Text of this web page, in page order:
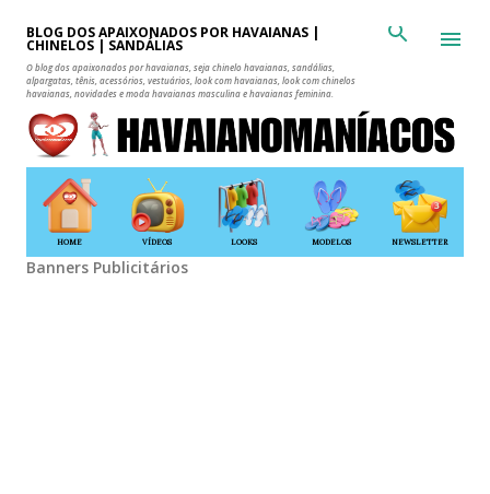
Pular para o conteúdo principal
BLOG DOS APAIXONADOS POR HAVAIANAS |
CHINELOS | SANDÁLIAS
O blog dos apaixonados por havaianas, seja chinelo havaianas, sandálias,
alpargatas, tênis, acessórios, vestuários, look com havaianas, look com chinelos
havaianas, novidades e moda havaianas masculina e havaianas feminina.
HOME VÍDEOS LOOKS MODELOS NEWSLETTER
Banners Publicitários